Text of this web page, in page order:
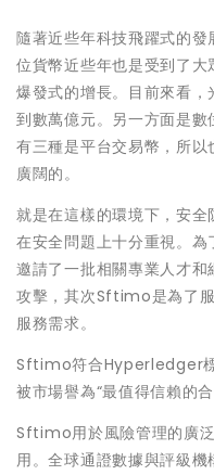
隨著近些年科技飛躍式的
位貨幣近些年也是受到了
爆發式的增長。目前來看
到數萬億元。另一方面是
有三種是平台交易幣，所
廣闊的。
就是在這樣的環境下，安
在安全問題上十分重視。為
邀請了一批相關專業人才
攻擊，其次Sftimo是為了
服務需求。
Sftimo符合Hyperledger標
被市場譽為“最值得信賴的合
Sftimo用於風險管理的廣
用。全球通證數據與評級